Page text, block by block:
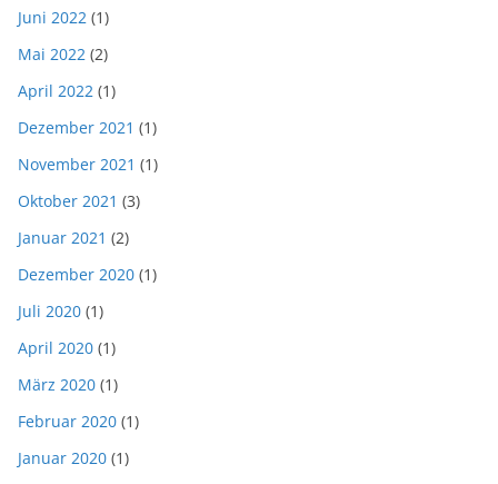
Juni 2022 (1)
Mai 2022 (2)
April 2022 (1)
Dezember 2021 (1)
November 2021 (1)
Oktober 2021 (3)
Januar 2021 (2)
Dezember 2020 (1)
Juli 2020 (1)
April 2020 (1)
März 2020 (1)
Februar 2020 (1)
Januar 2020 (1)